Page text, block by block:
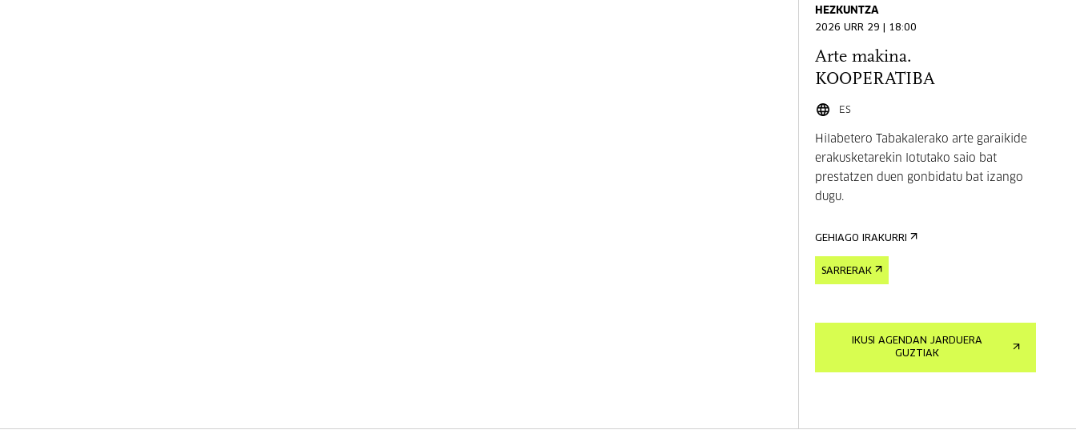
HEZKUNTZA
2026 URR 29 | 18:00
Arte makina.
KOOPERATIBA
ES
Hilabetero Tabakalerako arte garaikide
erakusketarekin lotutako saio bat
prestatzen duen gonbidatu bat izango
dugu.
GEHIAGO IRAKURRI
SARRERAK
IKUSI AGENDAN JARDUERA
GUZTIAK